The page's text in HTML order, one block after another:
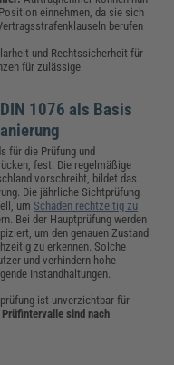
einnehmen, da sie sich
berufen
und Rechtssicherheit für
für zulässige
1076 als Basis
für die Prüfung und
fest. Die regelmäßige
vorschreibt, bildet das
Die jährliche Sichtprüfung
umSchäden rechtzeitig zu
Bei der Hauptprüfung werden
um den genauen Zustand
zu erkennen. Solche
und verhindern hohe
Instandhaltungen.
ist unverzichtbar für
Prüfintervalle sind nach